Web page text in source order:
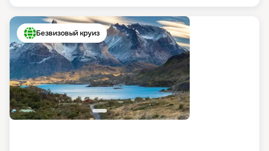
Безвизовый круиз